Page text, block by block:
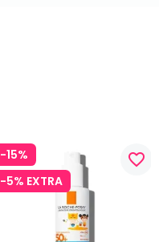
-15%
-5% EXTRA
favorite_border